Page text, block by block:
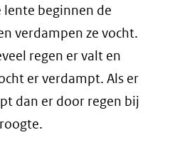
lente beginnen de
verdampen ze vocht.
regen er valt en
er verdampt. Als er
dan er door regen bij